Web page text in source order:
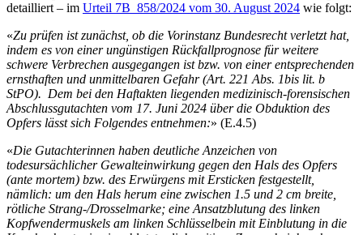
detailliert – im Urteil 7B_858/2024 vom 30. August 2024 wie folgt:
«Zu prüfen ist zunächst, ob die Vorinstanz Bundesrecht verletzt hat,
indem es von einer ungünstigen Rückfallprognose für weitere
schwere Verbrechen ausgegangen ist bzw. von einer entsprechenden
ernsthaften und unmittelbaren Gefahr (Art. 221 Abs. 1bis lit. b
StPO). Dem bei den Haftakten liegenden medizinisch-forensischen
Abschlussgutachten vom 17. Juni 2024 über die Obduktion des
Opfers lässt sich Folgendes entnehmen:» (E.4.5)
«Die Gutachterinnen haben deutliche Anzeichen von
todesursächlicher Gewalteinwirkung gegen den Hals des Opfers
(ante mortem) bzw. des Erwürgens mit Ersticken festgestellt,
nämlich: um den Hals herum eine zwischen 1.5 und 2 cm breite,
rötliche Strang-/Drosselmarke; eine Ansatzblutung des linken
Kopfwendermuskels am linken Schlüsselbein mit Einblutung in die